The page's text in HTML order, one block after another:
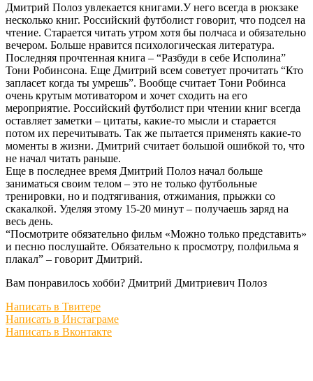
Дмитрий Полоз увлекается книгами.У него всегда в рюкзаке
несколько книг. Российский футболист говорит, что подсел на
чтение. Старается читать утром хотя бы полчаса и обязательно
вечером. Больше нравится психологическая литература.
Последняя прочтенная книга – “Разбуди в себе Исполина”
Тони Робинсона. Еще Дмитрий всем советует прочитать “Кто
запласет когда ты умрешь”. Вообще считает Тони Робинса
очень крутым мотиватором и хочет сходить на его
мероприятие. Российский футболист при чтении книг всегда
оставляет заметки – цитаты, какие-то мысли и старается
потом их перечитывать. Так же пытается применять какие-то
моменты в жизни. Дмитрий считает большой ошибкой то, что
не начал читать раньше.
Еще в последнее время Дмитрий Полоз начал больше
заниматься своим телом – это не только футбольные
тренировки, но и подтягивания, отжимания, прыжки со
скакалкой. Уделяя этому 15-20 минут – получаешь заряд на
весь день.
“Посмотрите обязательно фильм «Можно только представить»
и песню послушайте. Обязательно к просмотру, полфильма я
плакал” – говорит Дмитрий.
Вам понравилось хобби? Дмитрий Дмитриевич Полоз
Написать в Твитере
Написать в Инстаграме
Написать в Вконтакте